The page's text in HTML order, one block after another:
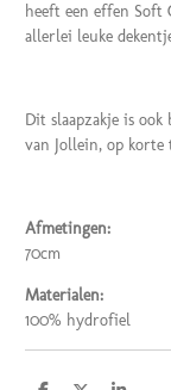
heeft een effen
allerlei leuke
Dit slaapzakje is ook
van Jollein, op
Afmetingen:
70cm
Materialen:
100% hydrofiel